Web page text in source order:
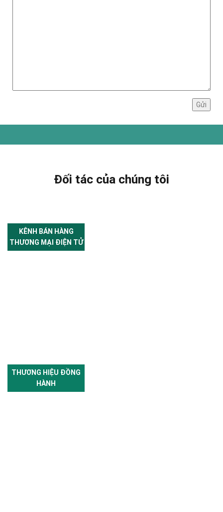
Đối tác của chúng tôi
KÊNH BÁN HÀNG
THƯƠNG MẠI ĐIỆN TỬ
THƯƠNG HIỆU ĐỒNG
HÀNH